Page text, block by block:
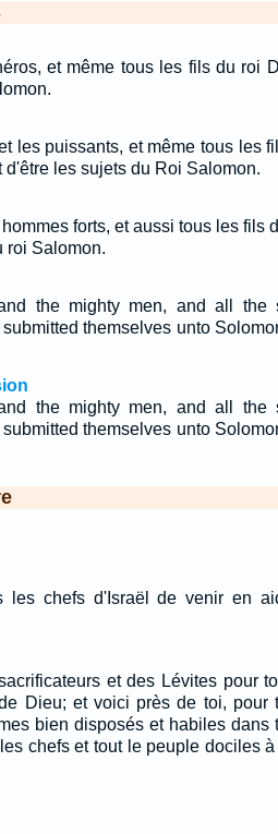
et même tous les fils du roi
les puissants, et même tous les
les sujets du Roi Salomon.
forts, et aussi tous les fils
roi Salomon.
the mighty men, and all the
themselves unto
the mighty men, and all the
themselves unto
les chefs d'Israël de venir en
et des Lévites pour
Dieu; et voici près de toi, pour
bien disposés et habiles dans
chefs et tout le peuple dociles